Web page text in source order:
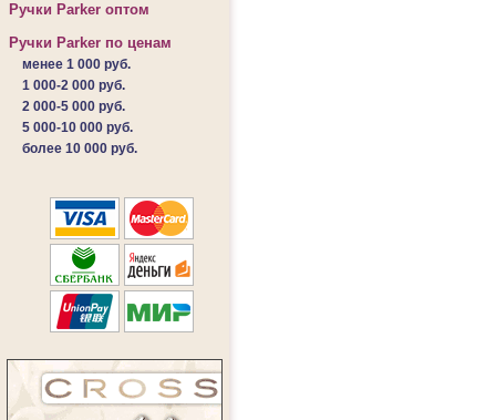
Ручки Parker оптом
Ручки Parker по ценам
менее 1 000 руб.
1 000-2 000 руб.
2 000-5 000 руб.
5 000-10 000 руб.
более 10 000 руб.